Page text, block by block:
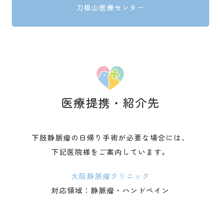
刀根山医療センター
医療提携・紹介先
下肢静脈瘤の日帰り手術が必要な場合には、
下記医院様をご案内しています。
大阪静脈瘤クリニック
対応領域：静脈瘤・ハンドベイン